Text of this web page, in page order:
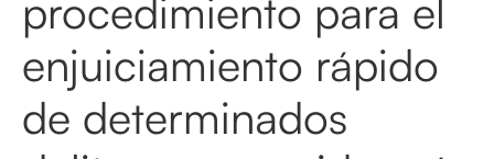
procedimiento para el
enjuiciamiento rápido
de determinados